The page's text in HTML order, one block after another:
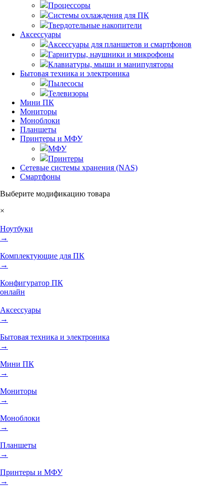
Процессоры
Системы охлаждения для ПК
Твердотельные накопители
Аксессуары
Аксессуары для планшетов и смартфонов
Гарнитуры, наушники и микрофоны
Клавиатуры, мыши и манипуляторы
Бытовая техника и электроника
Пылесосы
Телевизоры
Мини ПК
Мониторы
Моноблоки
Планшеты
Принтеры и МФУ
МФУ
Принтеры
Сетевые системы хранения (NAS)
Смартфоны
Выберите модификацию товара
×
Ноутбуки
→
Комплектующие для ПК
→
Конфигуратор ПК
онлайн
Аксессуары
→
Бытовая техника и электроника
→
Мини ПК
→
Мониторы
→
Моноблоки
→
Планшеты
→
Принтеры и МФУ
→